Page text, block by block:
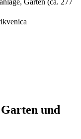
und